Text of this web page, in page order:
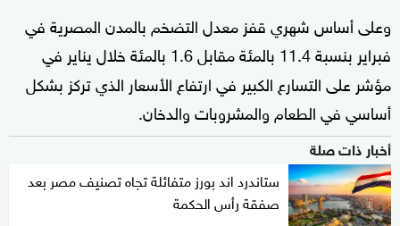
وعلى أساس شهري قفز معدل التضخم بالمدن المصرية في
فبراير بنسبة 11.4 بالمئة مقابل 1.6 بالمئة خلال يناير في
مؤشر على التسارع الكبير في ارتفاع الأسعار الذي تركز بشكل
أساسي في الطعام والمشروبات والدخان.
أخبار ذات صلة
ستاندرد اند بورز متفائلة تجاه تصنيف مصر بعد
صفقة رأس الحكمة